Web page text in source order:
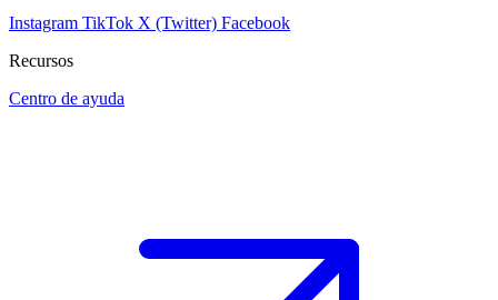
Instagram TikTok X (Twitter) Facebook
Recursos
Centro de ayuda